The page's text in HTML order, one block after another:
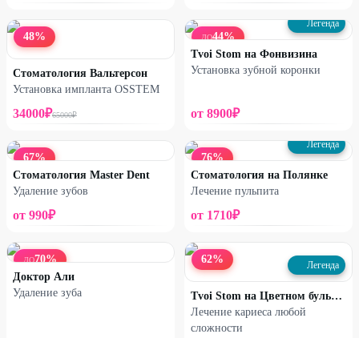
48%
Стоматология Вальтерсон
Установка импланта OSSTEM
34000₽65000₽
ДО44%
Легенда
Tvoi Stom на Фонвизина
Установка зубной коронки
от 8900₽
67%
Стоматология Master Dent
Удаление зубов
от 990₽
76%
Легенда
Стоматология на Полянке
Лечение пульпита
от 1710₽
ДО70%
Доктор Али
Удаление зуба
62% Легенда
Tvoi Stom на Цветном бульваре
Лечение кариеса любой
сложности